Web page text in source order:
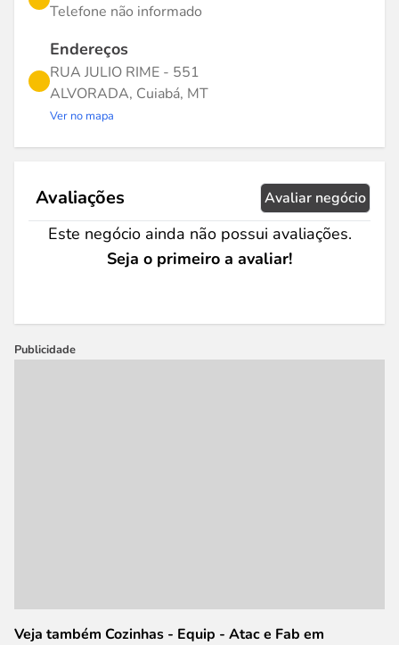
Telefone não informado
Endereços
RUA JULIO RIME - 551
ALVORADA, Cuiabá, MT
Ver no mapa
Avaliações Avaliar negócio
Este negócio ainda não possui avaliações.
Seja o primeiro a avaliar!
Publicidade
Veja também Cozinhas - Equip - Atac e Fab em